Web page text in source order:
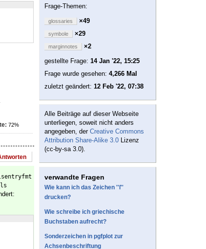
72%
Frage-Themen:
glossaries ×49
symbole ×29
marginnotes
×2
gestellte Frage: 14 Jan '22, 15:25
Frage wurde gesehen: 4,266 Mal
zuletzt geändert: 12 Feb '22, 07:38
Alle Beiträge auf dieser Webseite
unterliegen, soweit nicht anders
angegeben, der Creative Commons
Attribution Share-Alike 3.0 Lizenz
(cc-by-sa 3.0).
verwandte Fragen
Wie kann ich das Zeichen ''ſ''
drucken?
Wie schreibe ich griechische
Buchstaben aufrecht?
Sonderzeichen in pgfplot zur
Achsenbeschriftung